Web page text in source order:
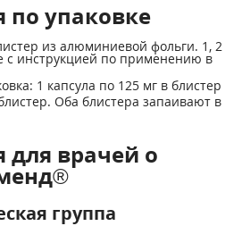
упаковке
из алюминиевой фольги. 1, 2
с инструкцией по применению в
1 капсула по 125 мг в блистер
Оба блистера запаивают в
врачей о
группа